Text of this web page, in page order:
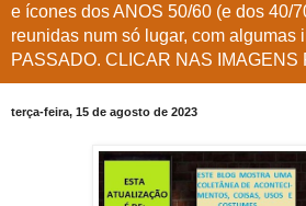
e ícones dos ANOS 50/60 (e dos 40/
reunidas num só lugar, com algumas
PASSADO. CLICAR NAS IMAGENS
terça-feira, 15 de agosto de 2023